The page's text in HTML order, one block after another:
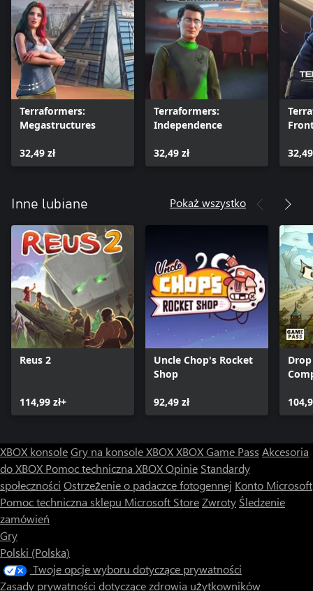
Terraformers:
Megastructures
32,49 zł
Terraformers:
Independence
32,49 zł
Inne lubiane Pokaż wszystko
Reus 2
114,99 zł+
Uncle Chop's Rocket
Shop
92,49 zł
XBOX konsoleGry na konsole XBOXXBOX Game Pass Akcesoria
do XBOX Pomoc techniczna XBOXOpinie Standardy
społeczności Ostrzeżenie o padaczce fotogennej Konto Microsoft
Pomoc techniczna sklepu Microsoft StoreZwroty Śledzenie
zamówień
Gry
Polski (Polska)
Twoje opcje wyboru dotyczące prywatności
Zasady prywatności dotyczące zdrowia użytkowników